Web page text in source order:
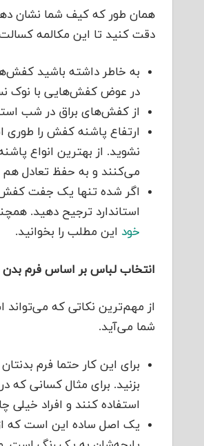
همان طور که کیف شما نشان
دقت کنید تا این مکالمه
به خاطر داشته باشید
در عوض کفش‌هایی با نوک
از کفش‌های براق در شب
ارتفاع پاشنه کفش را
نشوید. از بهترین انواع
می‌کنند و به حفظ تعادل
اگر شده تنها یک جفت کفش
استاندارد ترجیح دهید.
خود این مطلب را بخوانید.
انتخاب لباس بر اساس فرم بدن
از مهم‌ترین نکاتی که می‌تواند
شما می‌آید.
برای این کار حتما فرم
بزنید. برای مثال کسانی
استفاده کنند و افراد خیلی
یک اصل ساده این است که